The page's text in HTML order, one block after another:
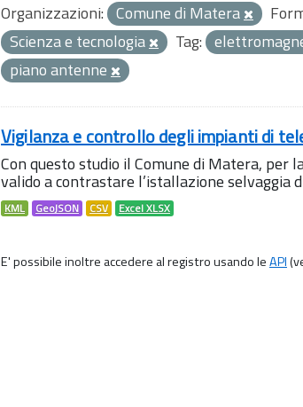
Organizzazioni: Comune di Matera
Scienza e tecnologia
Tag:
piano antenne
Vigilanza e controllo degli impianti di
Con questo studio il Comune di Matera, per
valido a contrastare l’istallazione selvaggia
KML GeoJSON CSV Excel XLSX
E' possibile inoltre accedere al registro usando leAPI